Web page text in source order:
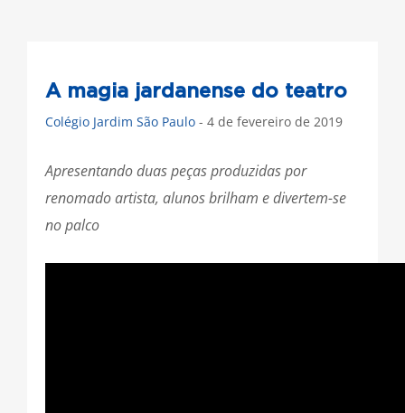
A magia jardanense do teatro
Colégio Jardim São Paulo - 4 de fevereiro de 2019
Apresentando duas peças produzidas por
renomado artista, alunos brilham e divertem-se
no palco